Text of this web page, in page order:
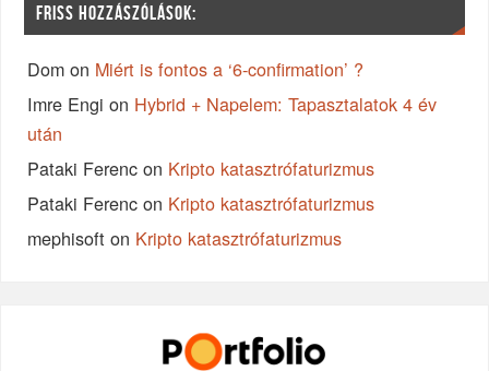
FRISS HOZZÁSZÓLÁSOK:
Dom on Miért is fontos a ‘6-confirmation’ ?
Imre Engi on Hybrid + Napelem: Tapasztalatok 4 év
után
Pataki Ferenc on Kripto katasztrófaturizmus
Pataki Ferenc on Kripto katasztrófaturizmus
mephisoft on Kripto katasztrófaturizmus